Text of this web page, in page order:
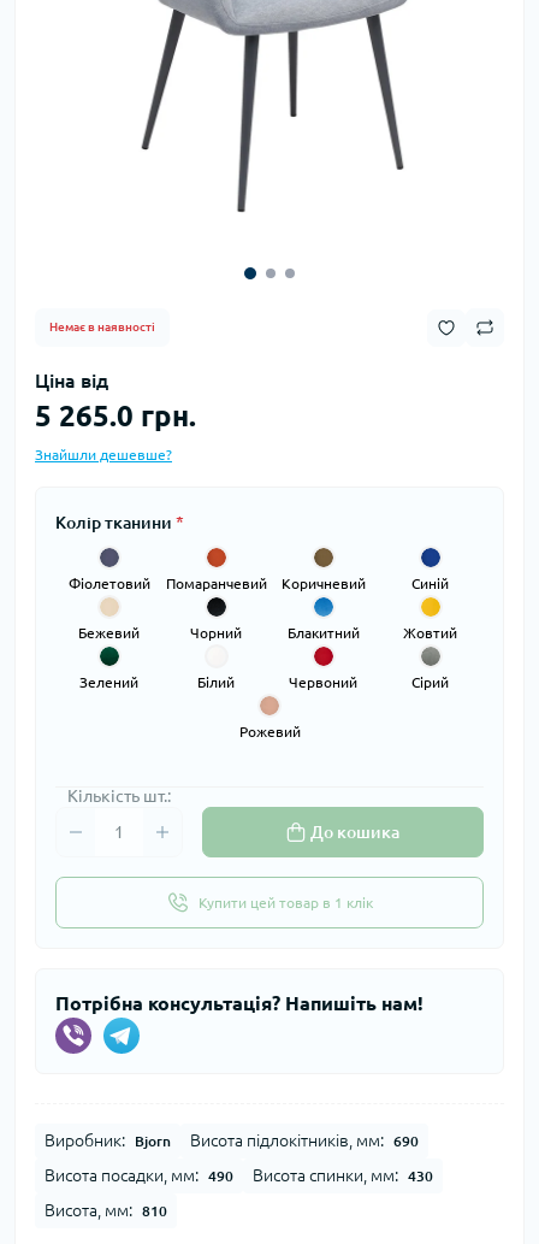
Немає в наявності
Ціна від
5 265.0 грн.
Знайшли дешевше?
Колір тканини *
Фіолетовий Помаранчевий Коричневий Синій
Бежевий Чорний Блакитний Жовтий
Зелений Білий Червоний Сірий
Рожевий
Кількість шт.:
До кошика
Купити цей товар в 1 клік
Потрібна консультація? Напишіть нам!
Виробник: Bjorn Висота підлокітників, мм: 690
Висота посадки, мм: 490 Висота спинки, мм: 430
Висота, мм: 810